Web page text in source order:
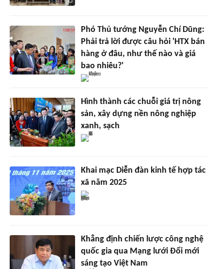
Phó Thủ tướng Nguyễn Chí Dũng:
Phải trả lời được câu hỏi 'HTX bán
hàng ở đâu, như thế nào và giá
bao nhiêu?'
Hình thành các chuỗi giá trị nông
sản, xây dựng nền nông nghiệp
xanh, sạch
Khai mạc Diễn đàn kinh tế hợp tác
xã năm 2025
Khẳng định chiến lược công nghệ
quốc gia qua Mạng lưới Đổi mới
sáng tạo Việt Nam